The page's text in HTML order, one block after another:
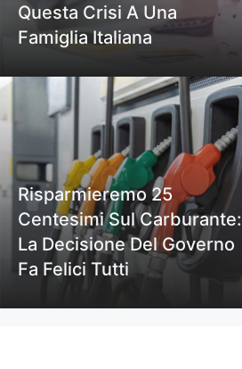
Questa Crisi A Una
Famiglia Italiana
Risparmieremo 25
Centesimi Sul Carburante:
La Decisione Del Governo
Fa Felici Tutti